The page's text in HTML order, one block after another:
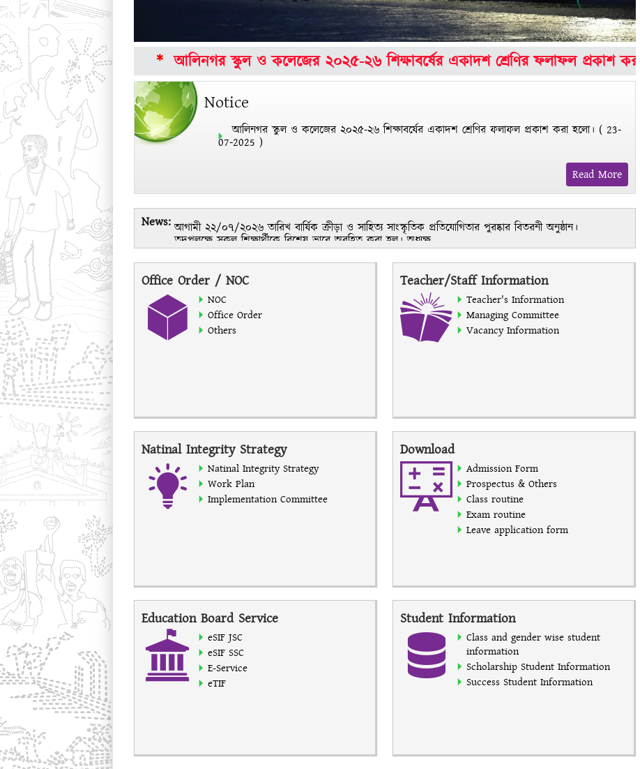
আলিনগর স্কুল ও কলেজের ২০২৫-২৬ শিক্ষাবর্ষের একাদশ শ্রেণির ফলাফল প্রকাশ করা হলো।
Notice
আলিনগর স্কুল ও কলেজের ২০২৫-২৬ শিক্ষাবর্ষের একাদশ শ্রেণির ফলাফল প্রকাশ করা হলো। ( 23-
07-2025 )
Read More
News: আগামী ২২/০৭/২০২৬ তারিখ বার্ষিক ক্রীড়া ও সাহিত্য সাংস্কৃতিক প্রতিযোগিতার পুরষ্কার বিতরনী অনুষ্ঠান।
তদুপলক্ষে সকল শিক্ষার্থীকে বিশেষ ভাবে অবহিত করা হল। অধ্যক্ষ
আলিনগর স্কুল ও কলেজের ২০২৫-২৬ শিক্ষাবর্ষের একাদশ শ্রেণির ফলাফল প্রকাশ করা হলো।
Office Order / NOC
NOC
Office Order
Others
Teacher/Staff Information
Teacher's Information
Managing Committee
Vacancy Information
Natinal Integrity Strategy
Natinal Integrity Strategy
Work Plan
Implementation Committee
Download
Admission Form
Prospectus & Others
Class routine
Exam routine
Leave application form
Education Board Service
eSIF JSC
eSIF SSC
E-Service
eTIF
Student Information
Class and gender wise student
information
Scholarship Student Information
Success Student Information